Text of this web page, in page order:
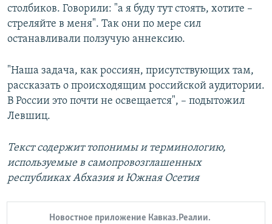
столбиков. Говорили: "а я буду тут стоять, хотите –
стреляйте в меня". Так они по мере сил
останавливали ползучую аннексию.
"Наша задача, как россиян, присутствующих там,
рассказать о происходящим российской аудитории.
В России это почти не освещается", – подытожил
Левшиц.
Текст содержит топонимы и терминологию,
используемые в самопровозглашенных
республиках Абхазия и Южная Осетия
Новостное приложение Кавказ.Реалии.